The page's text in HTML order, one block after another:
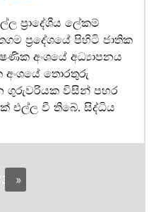
ප්‍රාදේශීය ලේකම්
ප්‍රදේශයේ පිහිටි ජාතික
අංශයේ අධ්‍යාපනය
අංශයේ තොරතුරු
ගුරුවරියක විසින් පහර
එල්ල වී තිබේ. සිද්ධිය
»